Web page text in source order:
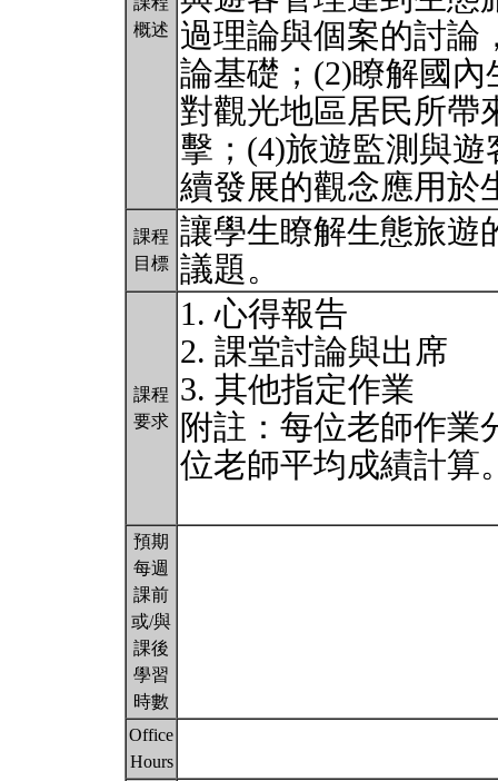
概述
過理論與個案的討論
論基礎；(2)瞭解國
對觀光地區居民所帶
擊；(4)旅遊監測與
續發展的觀念應用
課程
目標
讓學生瞭解生態旅遊
議題。
課程
要求
1. 心得報告
2. 課堂討論與出席
3. 其他指定作業
附註：每位老師作業
位老師平均成績計算
預期
每週
課前
或/與
課後
學習
時數
Office
Hours